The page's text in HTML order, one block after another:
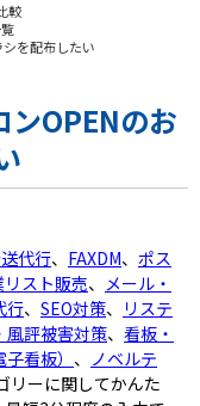
較
を配布したい
OPENのお
代行、 FAXDM、 ポス
リスト販売、 メール・
行、 SEO対策、 リステ
風評被害対策、 看板・
看板） 、 ノベルテ
リーに関してかんた